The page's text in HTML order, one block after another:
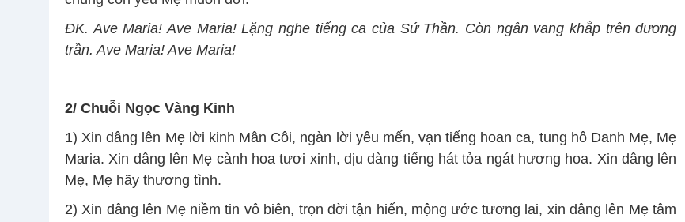
ĐK. Ave Maria! Ave Maria! Lặng nghe tiếng ca của Sứ Thần. Còn ngân vang khắp trên dương
trần. Ave Maria! Ave Maria!
2/ Chuỗi Ngọc Vàng Kinh
1) Xin dâng lên Mẹ lời kinh Mân Côi, ngàn lời yêu mến, vạn tiếng hoan ca, tung hô Danh Mẹ, Mẹ
Maria. Xin dâng lên Mẹ cành hoa tươi xinh, dịu dàng tiếng hát tỏa ngát hương hoa. Xin dâng lên
Mẹ, Mẹ hãy thương tình.
2) Xin dâng lên Mẹ niềm tin vô biên, trọn đời tận hiến, mộng ước tương lai, xin dâng lên Mẹ tâm